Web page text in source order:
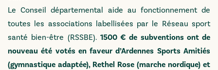
Le Conseil départemental aide au fonctionnement de
toutes les associations labellisées par le Réseau sport
santé bien-être (RSSBE). 1500 € de subventions ont de
nouveau été votés en faveur d’Ardennes Sports Amitiés
(gymnastique adaptée), Rethel Rose (marche nordique) et